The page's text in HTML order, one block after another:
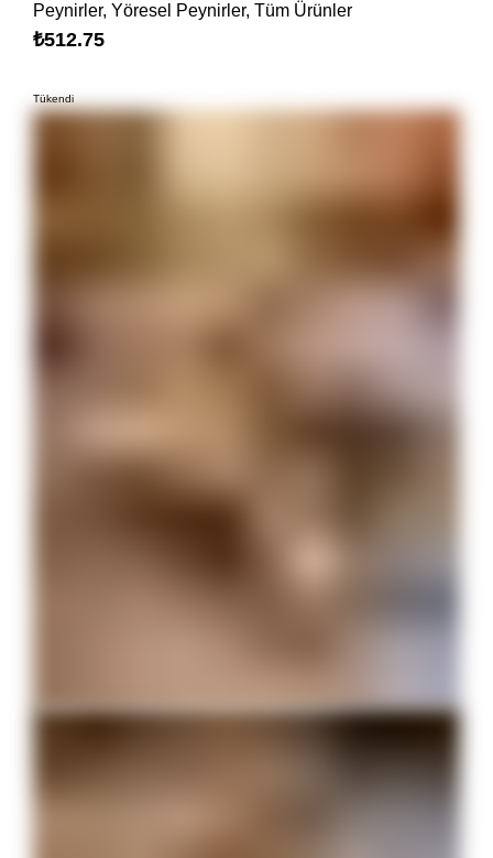
Peynirler, Yöresel Peynirler, Tüm Ürünler
₺512.75
Tükendi